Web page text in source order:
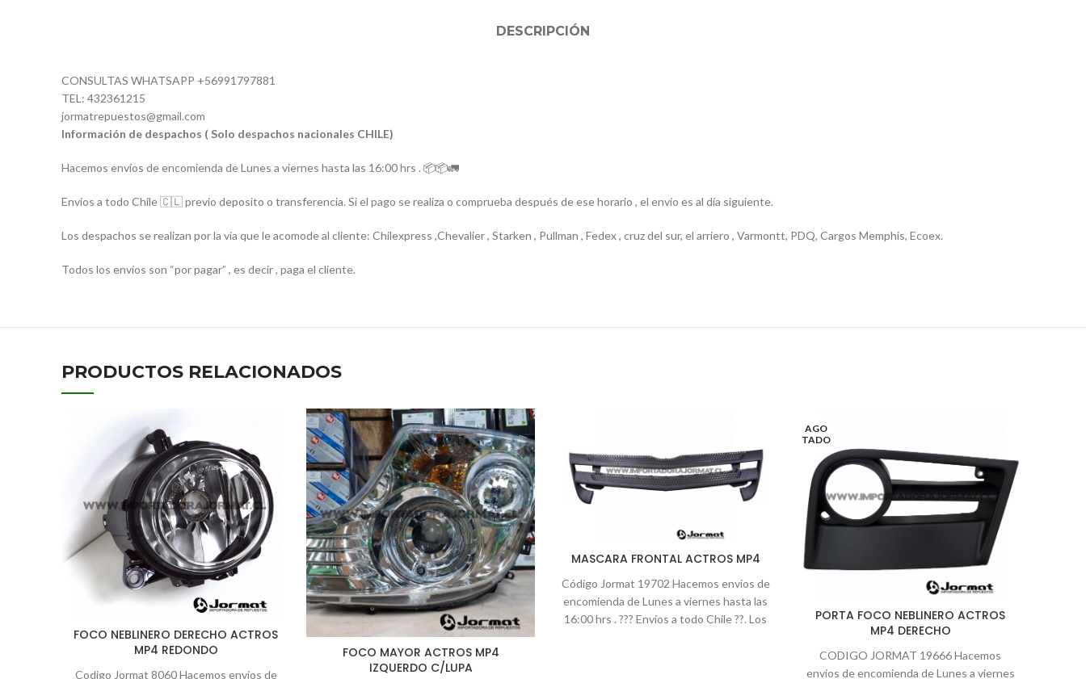
DESCRIPCIÓN
CONSULTAS WHATSAPP +56991797881
TEL: 432361215
jormatrepuestos@gmail.com
Información de despachos ( Solo despachos nacionales CHILE)
Hacemos envíos de encomienda de Lunes a viernes hasta las 16:00 hrs . 📦📦🚛
Envíos a todo Chile 🇨🇱 previo deposito o transferencia. Si el pago se realiza o comprueba después de ese horario , el envío es al día siguiente.
Los despachos se realizan por la vía que le acomode al cliente: Chilexpress ,Chevalier , Starken , Pullman , Fedex , cruz del sur, el arriero , Varmontt, PDQ, Cargos Memphis, Ecoex.
Todos los envíos son “por pagar” , es decir , paga el cliente.
PRODUCTOS RELACIONADOS
FOCO NEBLINERO DERECHO ACTROS
MP4 REDONDO
Codigo Jormat 8060 Hacemos envíos de
FOCO MAYOR ACTROS MP4
IZQUERDO C/LUPA
MASCARA FRONTAL ACTROS MP4
Código Jormat 19702 Hacemos envíos de
encomienda de Lunes a viernes hasta las
16:00 hrs . ??? Envíos a todo Chile ??. Los
AGO
TADO
PORTA FOCO NEBLINERO ACTROS
MP4 DERECHO
CODIGO JORMAT 19666 Hacemos
envíos de encomienda de Lunes a viernes